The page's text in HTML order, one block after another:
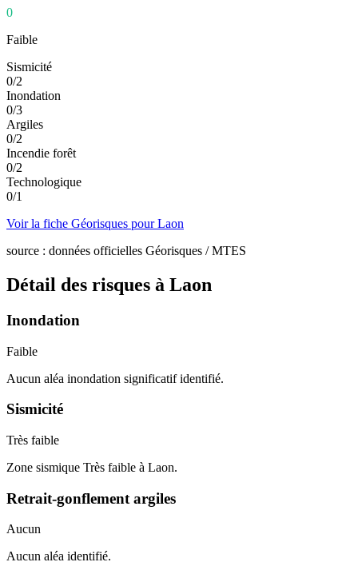
0
Faible
Sismicité
0/2
Inondation
0/3
Argiles
0/2
Incendie forêt
0/2
Technologique
0/1
Voir la fiche Géorisques pourLaon
source : données officielles Géorisques / MTES
Détail des risques à Laon
Inondation
Faible
Aucun aléa inondation significatif identifié.
Sismicité
Très faible
Zone sismique Très faible à Laon.
Retrait-gonflement argiles
Aucun
Aucun aléa identifié.